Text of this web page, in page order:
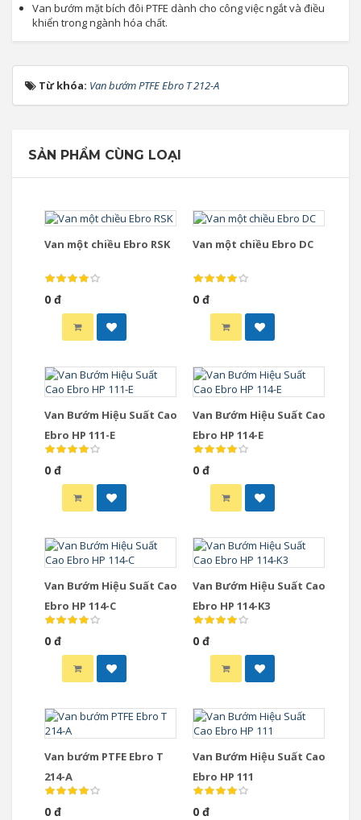
Van bướm mặt bích đôi PTFE dành cho công việc ngắt và điều
khiển trong ngành hóa chất.
Từ khóa: Van bướm PTFE Ebro T 212-A
SẢN PHẨM CÙNG LOẠI
Van một chiều Ebro RSK
0 đ
Van một chiều Ebro DC
0 đ
Van Bướm Hiệu Suất Cao
Ebro HP 111-E
0 đ
Van Bướm Hiệu Suất Cao
Ebro HP 114-E
0 đ
Van Bướm Hiệu Suất Cao
Ebro HP 114-C
0 đ
Van Bướm Hiệu Suất Cao
Ebro HP 114-K3
0 đ
Van bướm PTFE Ebro T
214-A
0 đ
Van Bướm Hiệu Suất Cao
Ebro HP 111
0 đ